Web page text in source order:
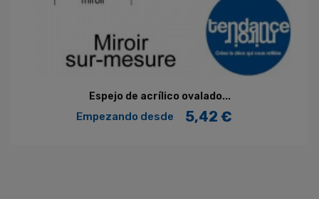
Espejo de acrílico ovalado...
Empezando desdePrecio5,42 €